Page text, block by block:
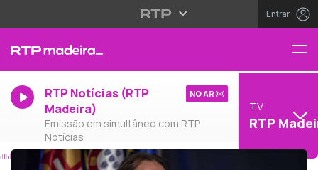
Entrar
RTP Notícias (RTP
Madeira)
Emissão em simultâneo com RTP
Notícias
NO AR
TV
RTP